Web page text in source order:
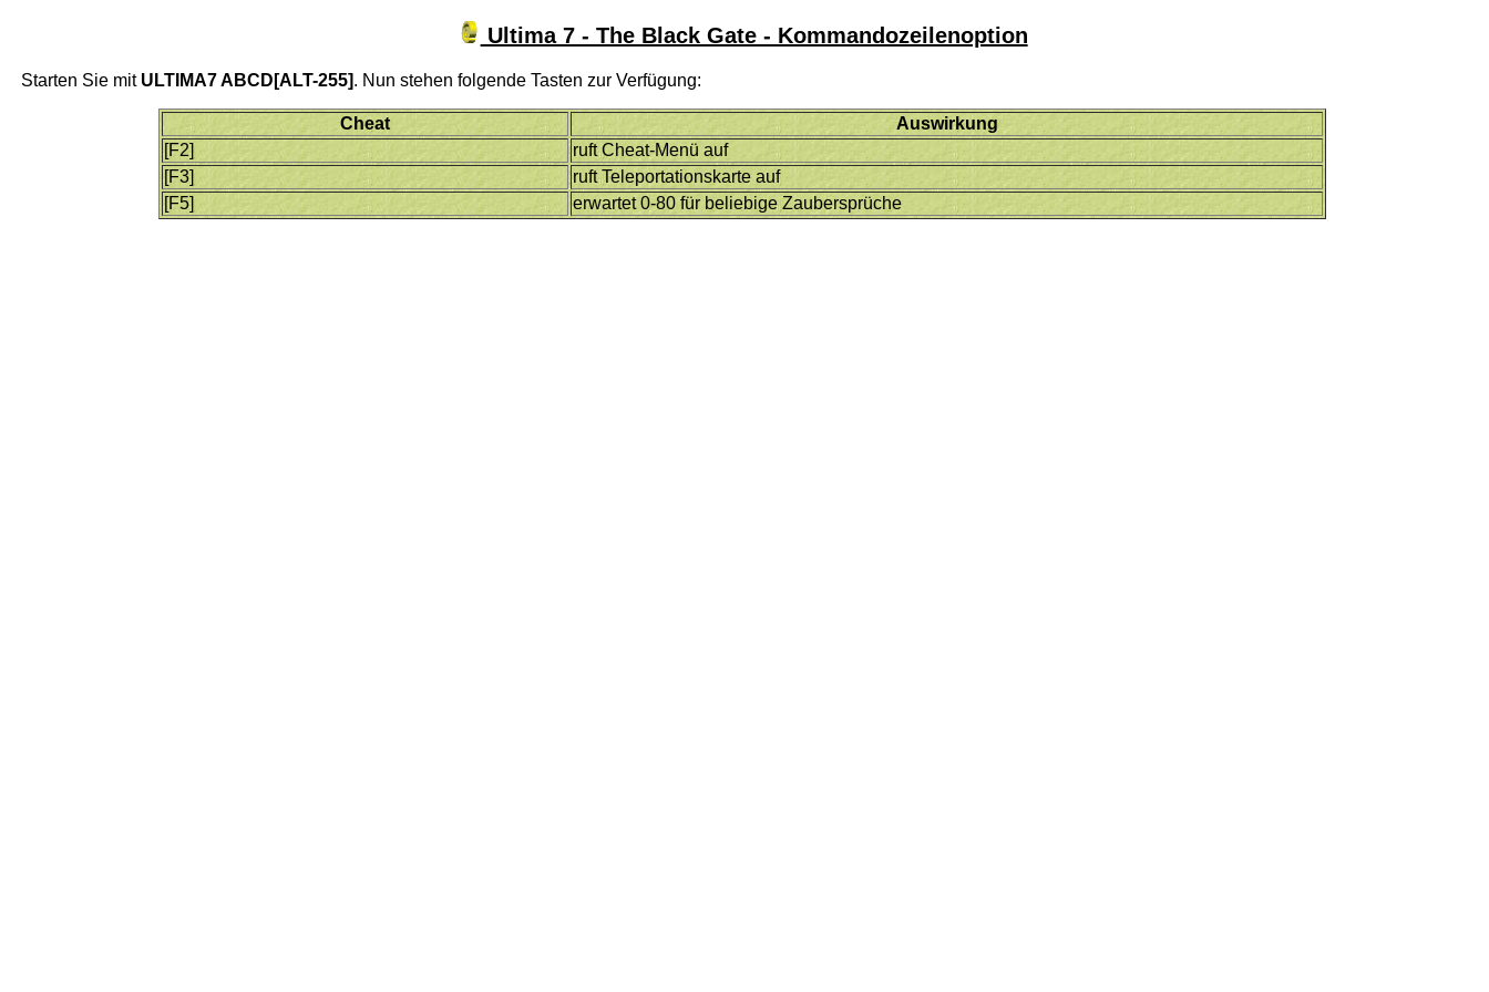
Ultima 7 - The Black Gate - Kommandozeilenoption
Starten Sie mit ULTIMA7 ABCD[ALT-255]. Nun stehen folgende Tasten zur Verfügung:
Cheat
Auswirkung
[F2]
ruft Cheat-Menü auf
[F3]
ruft Teleportationskarte auf
[F5]
erwartet 0-80 für beliebige Zaubersprüche